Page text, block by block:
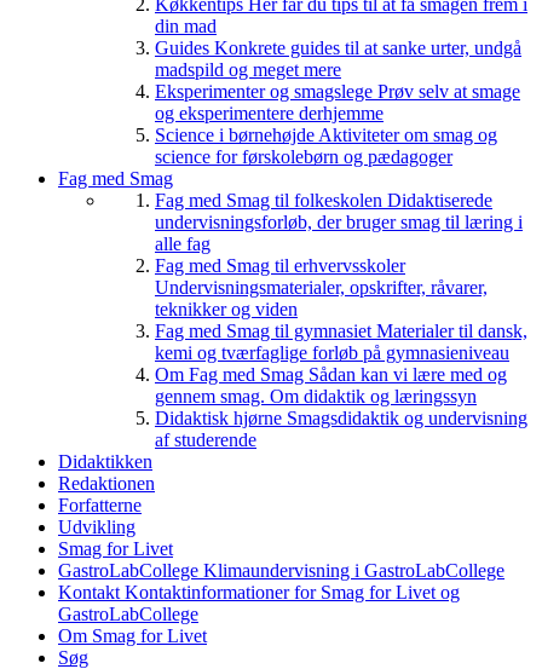
Køkkentips Her får du tips til at få smagen frem i
din mad
Guides Konkrete guides til at sanke urter, undgå
madspild og meget mere
Eksperimenter og smagslege Prøv selv at smage
og eksperimentere derhjemme
Science i børnehøjde Aktiviteter om smag og
science for førskolebørn og pædagoger
Fag med Smag
Fag med Smag til folkeskolen Didaktiserede
undervisningsforløb, der bruger smag til læring i
alle fag
Fag med Smag til erhvervsskoler
Undervisningsmaterialer, opskrifter, råvarer,
teknikker og viden
Fag med Smag til gymnasiet Materialer til dansk,
kemi og tværfaglige forløb på gymnasieniveau
Om Fag med Smag Sådan kan vi lære med og
gennem smag. Om didaktik og læringssyn
Didaktisk hjørne Smagsdidaktik og undervisning
af studerende
Didaktikken
Redaktionen
Forfatterne
Udvikling
Smag for Livet
GastroLabCollege Klimaundervisning i GastroLabCollege
Kontakt Kontaktinformationer for Smag for Livet og
GastroLabCollege
Om Smag for Livet
Søg